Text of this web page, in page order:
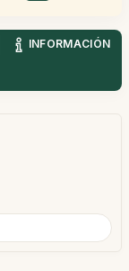
INFORMACIÓN